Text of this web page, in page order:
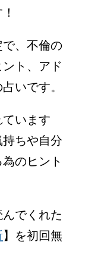
、不倫の
ト、アド
いです。
います
ちや自分
のヒント
でくれた
】を初回無